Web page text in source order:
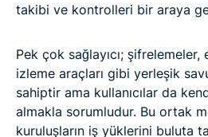
takibi ve kontrolleri bir araya
Pek çok sağlayıcı;
izleme araçları gibi yerleşik
sahiptir ama kullanıcılar da
almakla sorumludur. Bu ortak
kuruluşların iş yüklerini buluta